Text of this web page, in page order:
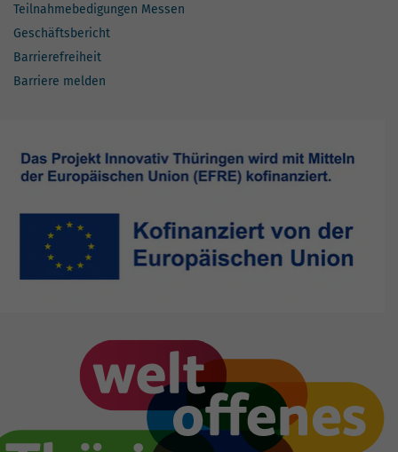
Teilnahmebedigungen Messen
Geschäftsbericht
Barrierefreiheit
Barriere melden